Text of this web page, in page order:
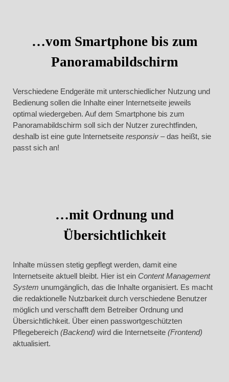
…vom Smartphone bis zum
Panoramabildschirm
Verschiedene Endgeräte mit unterschiedlicher Nutzung und
Bedienung sollen die Inhalte einer Internetseite jeweils
optimal wiedergeben. Auf dem Smartphone bis zum
Panoramabildschirm soll sich der Nutzer zurechtfinden,
deshalb ist eine gute Internetseite responsiv – das heißt, sie
passt sich an!
…mit Ordnung und
Übersichtlichkeit
Inhalte müssen stetig gepflegt werden, damit eine
Internetseite aktuell bleibt. Hier ist ein Content Management
System unumgänglich, das die Inhalte organisiert. Es macht
die redaktionelle Nutzbarkeit durch verschiedene Benutzer
möglich und verschafft dem Betreiber Ordnung und
Übersichtlichkeit. Über einen passwortgeschützten
Pflegebereich (Backend) wird die Internetseite (Frontend)
aktualisiert.